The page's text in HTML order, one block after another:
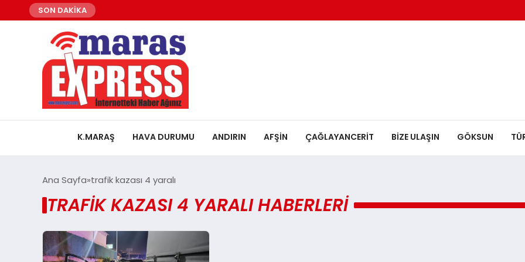
SON DAKİKA
K.MARAŞ HAVA DURUMU ANDIRIN AFŞİN ÇAĞLAYANCERİT BİZE ULAŞIN GÖKSUN
Ana Sayfa trafik kazası 4 yaralı
TRAFIK KAZASI 4 YARALI HABERLERI